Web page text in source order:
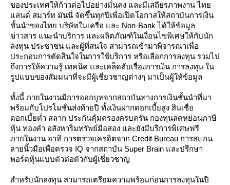
ของประเทศให้ก้าวต่อไปอย่างมั่นคง และมีเสถียรภาพงาน ไท
ลนด์ สมาร์ท มันนี่ จัดขึ้นทุกปีเพื่อเปิดโอกาสให้สถาบันการเงิน
ชั้นนำของไทย บริษัทในเครือ และ Non-Bank ได้ให้ข้อมูล
ข่าวสาร แนะนำบริการ และผลิตภัณฑ์ในเงื่อนไขพิเศษให้กับนัก
ลงทุน ประชาชน และผู้ที่สนใจ สามารถเข้ามาพิจารณาเพื่อ
ประกอบการตัดสินใจในการใช้บริการ หรือเลือกการลงทุน รวมไป
ถึงการให้ความรู้ เทคนิค และเคล็ดลับเรื่องการเงิน การลงทุน ใน
รูปแบบของสัมมนาที่จะมีผู้เชี่ยวชาญต่างๆ มาเป็นผู้ให้ข้อมูล
ทั้งนี้ ภายในงานมีการออกบูทจากสถาบันทางการเงินชั้นนำที่มา
พร้อมกับโปรโมชั่นส่งท้ายปี ทั้งเงินฝากดอกเบี้ยสูง สินเชื่อ
ดอกเบี้ยต่ำ สลาก ประกันคุ้มครองครบครัน กองทุนลดหย่อนภาษี
หุ้น ทองคำ อสังหาริมทรัพย์มือสอง และยังมีบริการพิเศษฟรี
ภายในงาน อาทิ การตรวจเครดิตจาก Credit Bureau การสแกน
ลายนิ้วมือเพื่อตรวจ IQ จากสถาบัน Super Brain และปรึกษา
พอร์ตหุ้นแบบตัวต่อตัวกับผู้เชี่ยวชาญ
สำหรับนักลงทุน สามารถเตรียมความพร้อมก่อนการลงทุนในปี